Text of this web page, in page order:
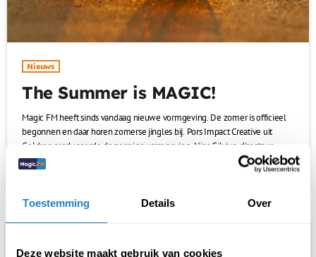
Toestemming Details Over
Deze website maakt gebruik van cookies
Nieuws
The Summer is MAGIC!
Magic FM heeft sinds vandaag nieuwe vormgeving. De zomer is officieel
begonnen en daar horen zomerse jingles bij. Pors Impact Creative uit
Geldrop produceerde de zonnige vormgeving. Nico Silvius, directeur
Magic FM: Met deze jingles laten we horen waar we zijn en voor staan.
Niet alleen het station maar ook the summer van 2022 is MAGIC! Klik hier
perfecte […]
today 21 juni 2022